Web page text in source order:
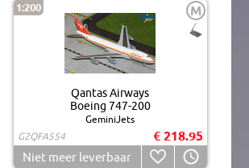
1:200 M
Qantas Airways
Boeing 747-200
GeminiJets
G2QFA554
€ 218.95
Niet meer leverbaar